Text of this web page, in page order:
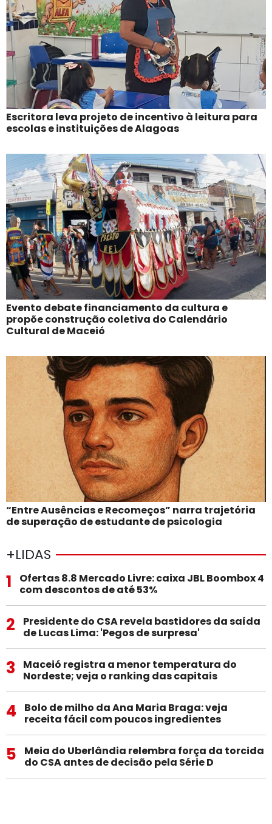
Escritora leva projeto de incentivo à leitura para
escolas e instituições de Alagoas
Evento debate financiamento da cultura e
propõe construção coletiva do Calendário
Cultural de Maceió
“Entre Ausências e Recomeços” narra trajetória
de superação de estudante de psicologia
+LIDAS
1
Ofertas 8.8 Mercado Livre: caixa JBL Boombox 4
com descontos de até 53%
2
Presidente do CSA revela bastidores da saída
de Lucas Lima: 'Pegos de surpresa'
3
Maceió registra a menor temperatura do
Nordeste; veja o ranking das capitais
4
Bolo de milho da Ana Maria Braga: veja
receita fácil com poucos ingredientes
5
Meia do Uberlândia relembra força da torcida
do CSA antes de decisão pela Série D